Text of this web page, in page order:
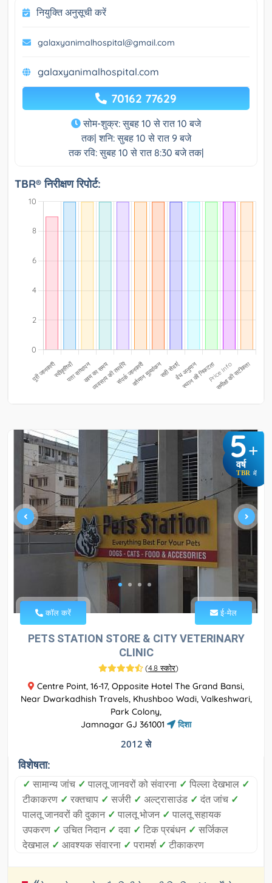
नियुक्ति अनुसूची करें
galaxyanimalhospital@gmail.com
galaxyanimalhospital.com
70162 77629
सोम-शुक्र: सुबह 10 से रात 10 बजे
तक| शनि: सुबह 10 से रात 9 बजे
तक रवि: सुबह 10 से रात 8:30 बजे तक|
TBR® निरीक्षण रिपोर्ट:
5+
वर्ष
TBR में
कॉल करें ई-मेल
PETS STATION STORE & CITY VETERINARY
CLINIC
(4.8 स्कोर)
Centre Point, 16-17, Opposite Hotel The Grand Bansi,
Near Dwarkadhish Travels, Khushboo Wadi, Valkeshwari,
Park Colony,
Jamnagar GJ 361001
दिशा
2012 से
विशेषता:
✓ सामान्य जांच ✓ पालतू जानवरों को संवारना ✓ पिल्ला देखभाल ✓
टीकाकरण ✓ रक्तचाप ✓ सर्जरी ✓ अल्ट्रासाउंड ✓ दंत जांच ✓
पालतू जानवरों की दुकान ✓ पालतू भोजन ✓ पालतू सहायक
उपकरण ✓ उचित निदान ✓ दवा ✓ टिक प्रबंधन ✓ सर्जिकल
देखभाल ✓ आवश्यक संवारना ✓ परामर्श ✓ टीकाकरण